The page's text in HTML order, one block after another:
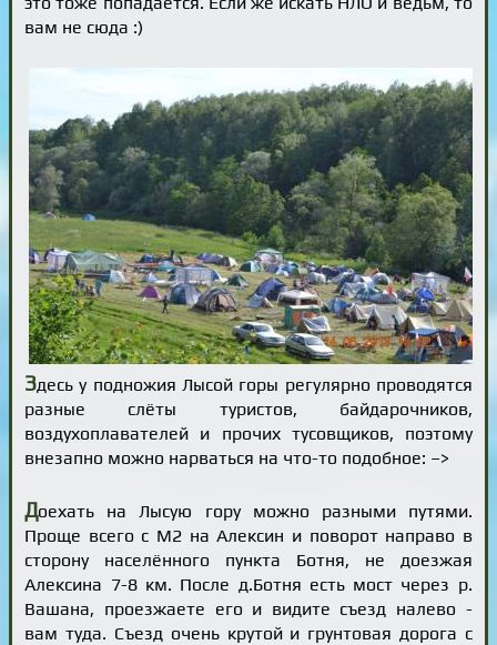
вам не сюда :)
Здесь у подножия Лысой горы регулярно проводятся
разные слёты туристов, байдарочников,
воздухоплавателей и прочих тусовщиков, поэтому
внезапно можно нарваться на что-то подобное: –>
Доехать на Лысую гору можно разными путями.
Проще всего с М2 на Алексин и поворот направо в
сторону населённого пункта Ботня, не доезжая
Алексина 7-8 км. После д.Ботня есть мост через р.
Вашана, проезжаете его и видите съезд налево -
вам туда. Съезд очень крутой и грунтовая дорога с